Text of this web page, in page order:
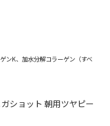
ンK、加水分解コラーゲン（すべ
ショット 朝用ツヤピー